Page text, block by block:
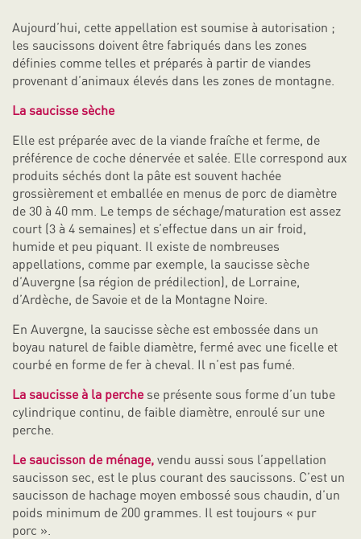
Aujourd’hui, cette appellation est soumise à autorisation ;
les saucissons doivent être fabriqués dans les zones
définies comme telles et préparés à partir de viandes
provenant d’animaux élevés dans les zones de montagne.
La saucisse sèche
Elle est préparée avec de la viande fraîche et ferme, de
préférence de coche dénervée et salée. Elle correspond aux
produits séchés dont la pâte est souvent hachée
grossièrement et emballée en menus de porc de diamètre
de 30 à 40 mm. Le temps de séchage/maturation est assez
court (3 à 4 semaines) et s’effectue dans un air froid,
humide et peu piquant. Il existe de nombreuses
appellations, comme par exemple, la saucisse sèche
d’Auvergne (sa région de prédilection), de Lorraine,
d’Ardèche, de Savoie et de la Montagne Noire.
En Auvergne, la saucisse sèche est embossée dans un
boyau naturel de faible diamètre, fermé avec une ficelle et
courbé en forme de fer à cheval. Il n’est pas fumé.
La saucisse à la perchese présente sous forme d’un tube
cylindrique continu, de faible diamètre, enroulé sur une
perche.
Le saucisson de ménage, vendu aussi sous l’appellation
saucisson sec, est le plus courant des saucissons. C’est un
saucisson de hachage moyen embossé sous chaudin, d’un
poids minimum de 200 grammes. Il est toujours « pur
porc ».